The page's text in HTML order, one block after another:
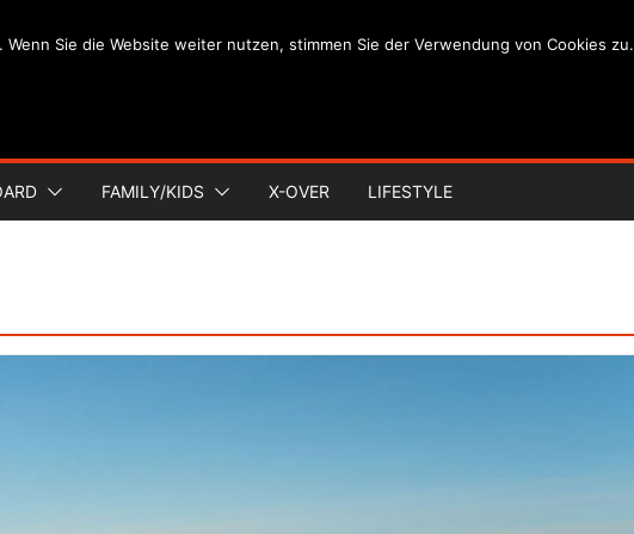
FAMILY/KIDS X-OVER LIFESTYLE
Wenn Sie die Website weiter nutzen, stimmen Sie der Verwendung von Cookies zu.